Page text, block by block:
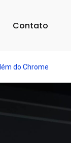
Contato
do Chrome